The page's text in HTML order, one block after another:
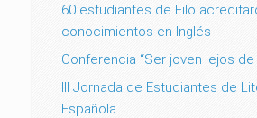
60 estudiantes de Filo
conocimientos en Inglés
Conferencia “Ser joven lejos de
III Jornada de Estudiantes de
Española